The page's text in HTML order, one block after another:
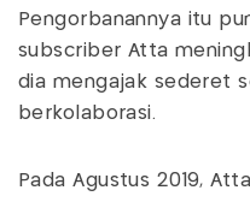
Pengorbanannya itu
subscriber Atta
dia mengajak sederet
berkolaborasi.
Pada Agustus 2019,